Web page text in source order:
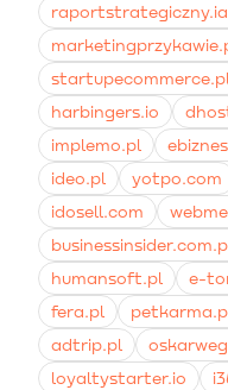
harbingers.io
implemo.pl
ideo.pl
yotpo.com
idosell.com
humansoft.pl
e-
fera.pl
adtrip.pl
loyaltystarter.io